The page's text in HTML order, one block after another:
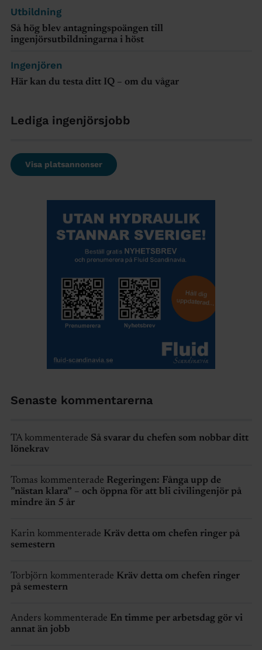
Utbildning
Så hög blev antagningspoängen till
ingenjörsutbildningarna i höst
Ingenjören
Här kan du testa ditt IQ – om du vågar
Lediga ingenjörsjobb
Visa platsannonser
Senaste kommentarerna
TA kommenterade Så svarar du chefen som nobbar ditt
lönekrav
Tomas kommenterade Regeringen: Fånga upp de
”nästan klara” – och öppna för att bli civilingenjör på
mindre än 5 år
Karin kommenterade Kräv detta om chefen ringer på
semestern
Torbjörn kommenterade Kräv detta om chefen ringer
på semestern
Anders kommenterade En timme per arbetsdag gör vi
annat än jobb